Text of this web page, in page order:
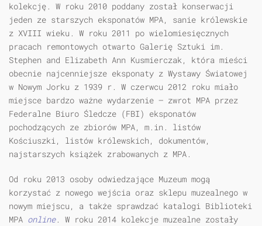
kolekcję. W roku 2010 poddany został konserwacji
jeden ze starszych eksponatów MPA, sanie królewskie
z XVIII wieku. W roku 2011 po wielomiesięcznych
pracach remontowych otwarto Galerię Sztuki im.
Stephen and Elizabeth Ann Kusmierczak, która mieści
obecnie najcenniejsze eksponaty z Wystawy Światowej
w Nowym Jorku z 1939 r. W czerwcu 2012 roku miało
miejsce bardzo ważne wydarzenie — zwrot MPA przez
Federalne Biuro Śledcze (FBI) eksponatów
pochodzących ze zbiorów MPA, m.in. listów
Kościuszki, listów królewskich, dokumentów,
najstarszych książek zrabowanych z MPA.
Od roku 2013 osoby odwiedzające Muzeum mogą
korzystać z nowego wejścia oraz sklepu muzealnego w
nowym miejscu, a także sprawdzać katalogi Biblioteki
MPA online. W roku 2014 kolekcje muzealne zostały